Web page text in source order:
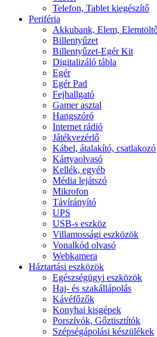
Telefon, Tablet kiegészítő
Periféria
Akkubank, Elem,
Billentyűzet
Billentyűzet-Egér Kit
Digitalizáló tábla
Egér
Egér Pad
Fejhallgató
Gamer asztal
Hangszóró
Internet rádió
Játékvezérlő
Kábel, átalakító, csatlakozó
Kártyaolvasó
Kellék, egyéb
Média lejátszó
Mikrofon
Távírányító
UPS
USB-s eszköz
Villamossági eszközök
Vonalkód olvasó
Webkamera
Háztartási eszközök
Egészségügyi eszközök
Haj- és szakállápolás
Kávéfőzők
Konyhai kisgépek
Porszívók, Gőztisztítók
Szépségápolási készülékek